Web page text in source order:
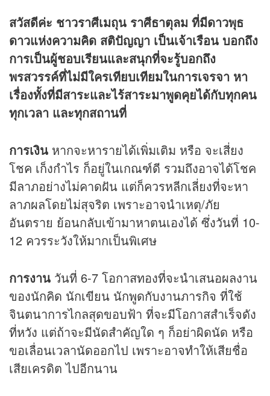
สวัสดีค่ะ ชาวราศีเมถุน ราศีธาตุลม ที่มีดาวพุธ
ดาวแห่งความคิด สติปัญญา เป็นเจ้าเรือน บอกถึง
การเป็นผู้ชอบเรียนและสนุกที่จะรู้บอกถึง
พรสวรรค์ที่ไม่มีใครเทียบเทียมในการเจรจา หา
เรื่องทั้งที่มีสาระและไร้สาระมาพูดคุยได้กับทุกคน
ทุกเวลา และทุกสถานที่
การเงิน หากจะหารายได้เพิ่มเติม หรือ จะเสี่ยง
โชค เก็งกำไร ก็อยู่ในเกณฑ์ดี รวมถึงอาจได้โชค
มีลาภอย่างไม่คาดฝัน แต่ก็ควรหลีกเลี่ยงที่จะหา
ลาภผลโดยไม่สุจริต เพราะอาจนำเหตุ/ภัย
อันตราย ย้อนกลับเข้ามาหาตนเองได้ ซึ่งวันที่ 10-
12 ควรระวังให้มากเป็นพิเศษ
การงาน วันที่ 6-7 โอกาสทองที่จะนำเสนอผลงาน
ของนักคิด นักเขียน นักพูดกับงานภารกิจ ที่ใช้
จินตนาการไกลสุดขอบฟ้า ที่จะมีโอกาสสำเร็จดัง
ที่หวัง แต่ถ้าจะมีนัดสำคัญใด ๆ ก็อย่าผิดนัด หรือ
ขอเลื่อนเวลานัดออกไป เพราะอาจทำให้เสียชื่อ
เสียเครดิต ไปอีกนาน